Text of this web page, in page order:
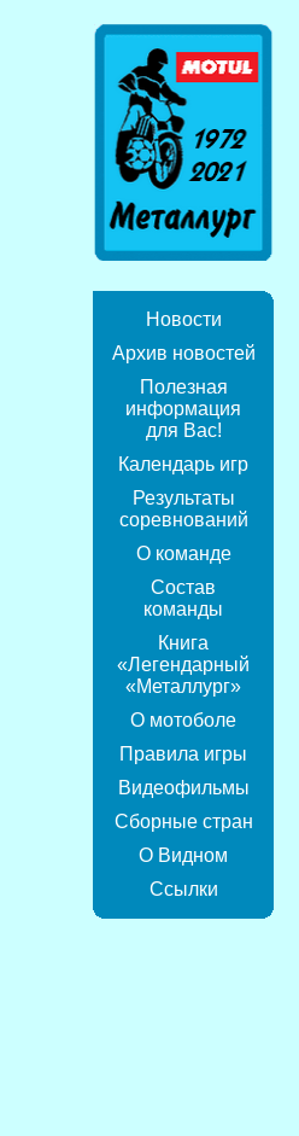
Новости
Архив новостей
Полезная
информация
для Вас!
Календарь игр
Результаты
соревнований
О команде
Состав
команды
Книга
«Легендарный
«Металлург»
О мотоболе
Правила игры
Видеофильмы
Сборные стран
О Видном
Ссылки